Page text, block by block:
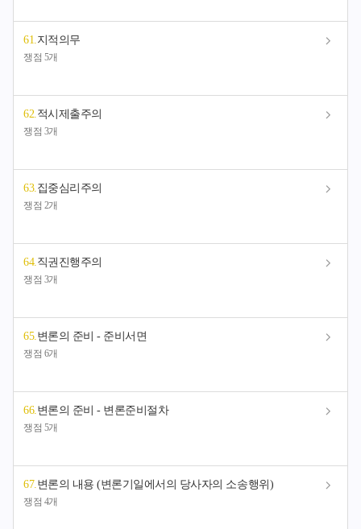
61.지적의무
쟁점 5개
62.적시제출주의
쟁점 3개
63.집중심리주의
쟁점 2개
64.직권진행주의
쟁점 3개
65.변론의 준비 - 준비서면
쟁점 6개
66.변론의 준비 - 변론준비절차
쟁점 5개
67.변론의 내용 (변론기일에서의 당사자의 소송행위)
쟁점 4개